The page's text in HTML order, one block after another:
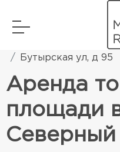
Бутырская ул, д 95
Аренда
площади
Северный